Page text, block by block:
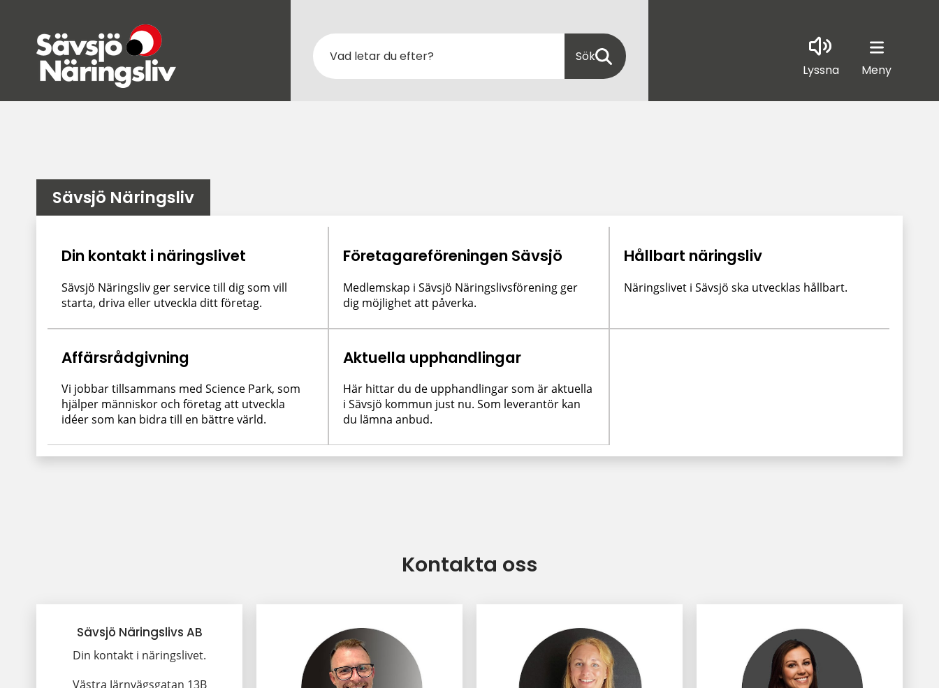
Sök
Lyssna
Meny
Sävsjö Näringsliv
Din kontakt i näringslivet
Sävsjö Näringsliv ger service till dig som vill
starta, driva eller utveckla ditt företag.
Företagareföreningen Sävsjö
Medlemskap i Sävsjö Näringslivsförening ger
dig möjlighet att påverka.
Hållbart näringsliv
Näringslivet i Sävsjö ska utvecklas hållbart.
Affärsrådgivning
Vi jobbar tillsammans med Science Park, som
hjälper människor och företag att utveckla
idéer som kan bidra till en bättre värld.
Aktuella upphandlingar
Här hittar du de upphandlingar som är aktuella
i Sävsjö kommun just nu. Som leverantör kan
du lämna anbud.
Kontakta oss
Sävsjö Näringslivs AB
Din kontakt i näringslivet.
Västra Järnvägsgatan 13B